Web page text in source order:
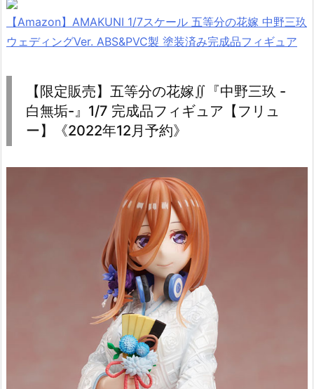
【Amazon】AMAKUNI 1/7スケール 五等分の花嫁 中野三玖
ウェディングVer. ABS&PVC製 塗装済み完成品フィギュア
【限定販売】五等分の花嫁∬『中野三玖 -
白無垢-』1/7 完成品フィギュア【フリュ
ー】《2022年12月予約》